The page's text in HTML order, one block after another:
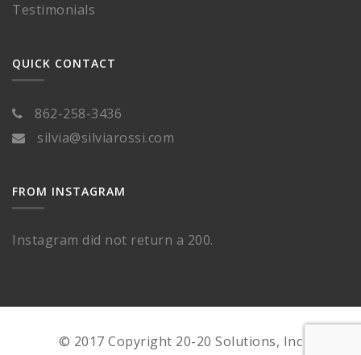
Testimonials
QUICK CONTACT
862-258-3436
silvia@silviarossi.com
FROM INSTAGRAM
Instagram did not return a 200.
© 2017 Copyright 20-20 Solutions, Inc